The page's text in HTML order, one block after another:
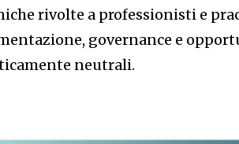
rivolte a professionisti e
governance e
neutrali.